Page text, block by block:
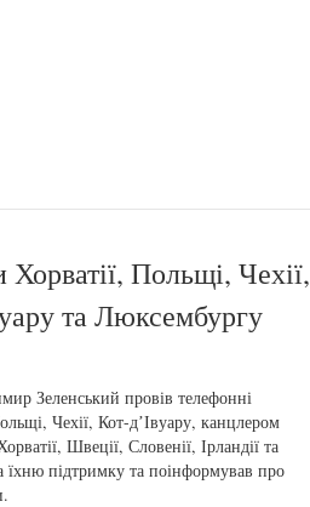
Польщі, Чехії,
та Люксембургу
Зеленський провів телефонні
Чехії, Кот-дʼІвуару, канцлером
Швеції, Словенії, Ірландії та
підтримку та поінформував про